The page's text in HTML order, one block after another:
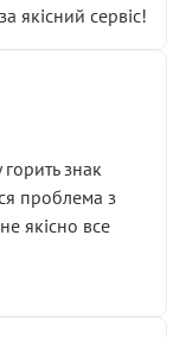
якісний сервіс!
знак
проблема з
якісно все